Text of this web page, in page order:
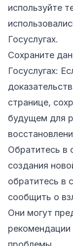
используйте
Госуслугах.
Сохраните
Госуслугах:
странице,
будущем для
Обратитесь
создания
обратитесь в
сообщить о
Они могут